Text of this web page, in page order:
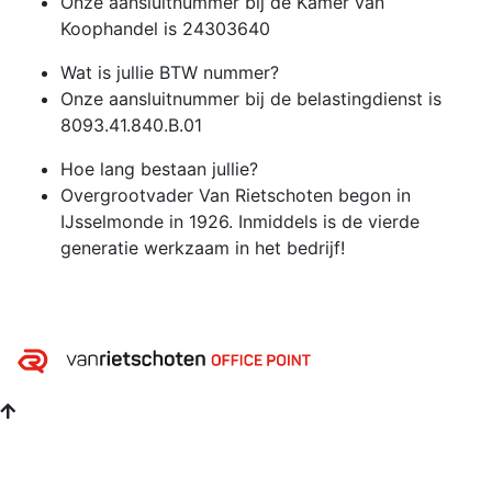
Koophandel is 24303640
Wat is jullie BTW nummer?
Onze aansluitnummer bij de belastingdienst is
8093.41.840.B.01
Hoe lang bestaan jullie?
Overgrootvader Van Rietschoten begon in
IJsselmonde in 1926. Inmiddels is de vierde
generatie werkzaam in het bedrijf!